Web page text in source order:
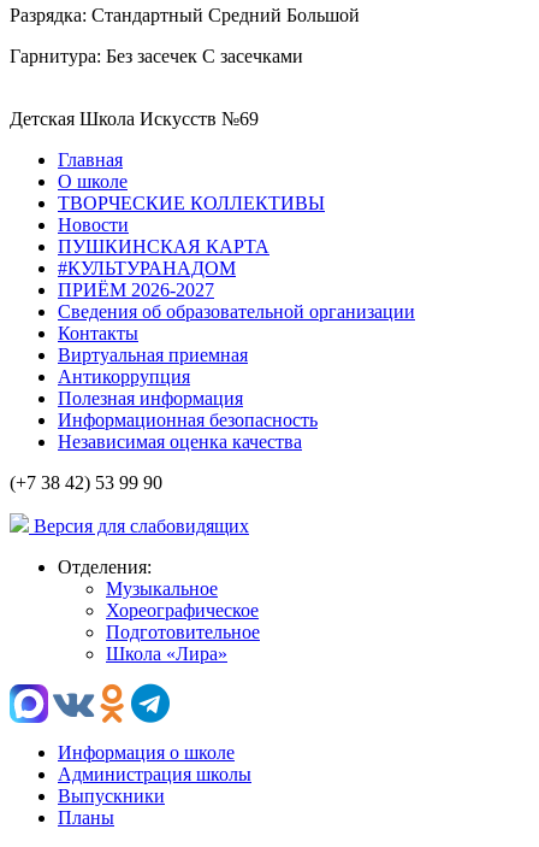
Разрядка: Стандартный Средний Большой
Гарнитура: Без засечек С засечками
Детская Школа Искусств №69
Главная
О школе
ТВОРЧЕСКИЕ КОЛЛЕКТИВЫ
Новости
ПУШКИНСКАЯ КАРТА
#КУЛЬТУРАНАДОМ
ПРИЁМ 2026-2027
Сведения об образовательной организации
Контакты
Виртуальная приемная
Антикоррупция
Полезная информация
Информационная безопасность
Независимая оценка качества
(+7 38 42) 53 99 90
Версия для слабовидящих
Отделения:
Музыкальное
Хореографическое
Подготовительное
Школа «Лира»
Информация о школе
Администрация школы
Выпускники
Планы